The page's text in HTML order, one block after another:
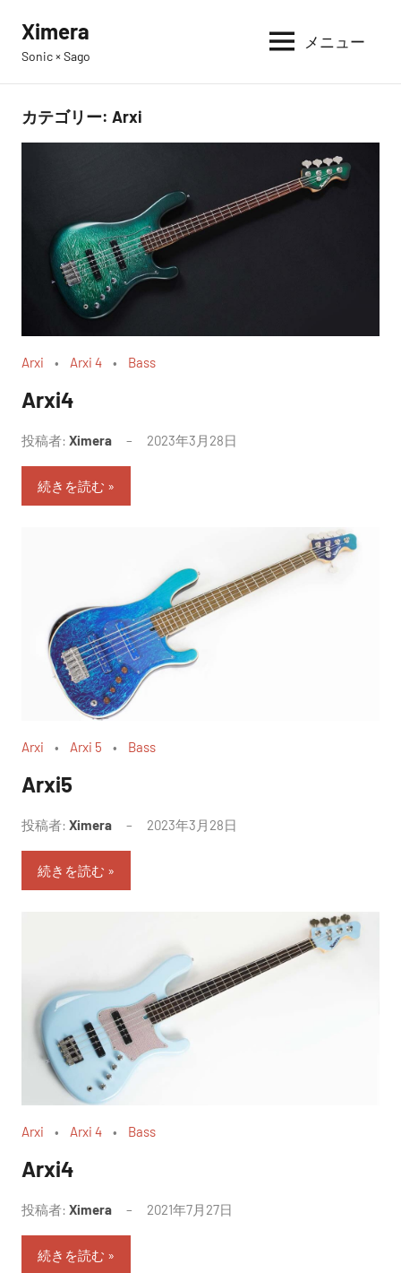
ン
Ximera
Sonic × Sago
メニュー
カテゴリー: Arxi
Arxi Arxi 4 Bass
Arxi4
投稿者: Ximera 2023年3月28日
続きを読む
Arxi Arxi 5 Bass
Arxi5
投稿者: Ximera 2023年3月28日
続きを読む
Arxi Arxi 4 Bass
Arxi4
投稿者: Ximera 2021年7月27日
続きを読む